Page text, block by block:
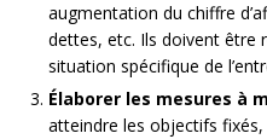
augmentation du chiffre
dettes, etc. Ils doivent être
situation spécifique de
Élaborer les mesures à
atteindre les objectifs